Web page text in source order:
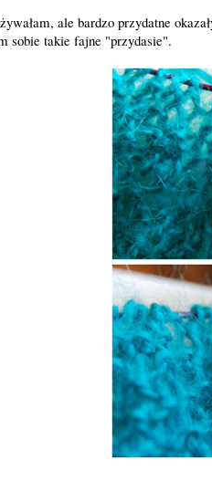
ale bardzo przydatne
sobie takie fajne "przydasie".